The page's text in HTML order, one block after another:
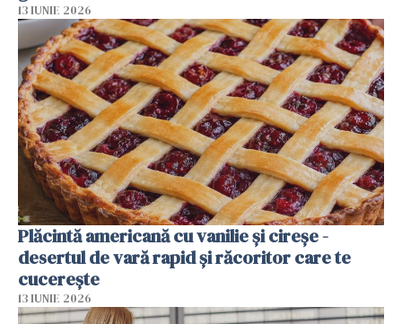
13 IUNIE 2026
Plăcintă americană cu vanilie și cireșe -
desertul de vară rapid și răcoritor care te
cucerește
13 IUNIE 2026